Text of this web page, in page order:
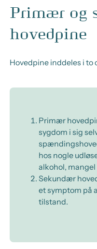
Primær og
hovedpine
Hovedpine inddeles i to
Primær
sygdom i sig
hos nogle
alkohol, mangel
Sekundær
et symptom på
tilstand.